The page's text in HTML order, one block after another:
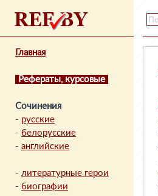
Главная
Рефераты, курсовые
Сочинения
- русские
- белорусские
- английские
- литературные герои
- биографии